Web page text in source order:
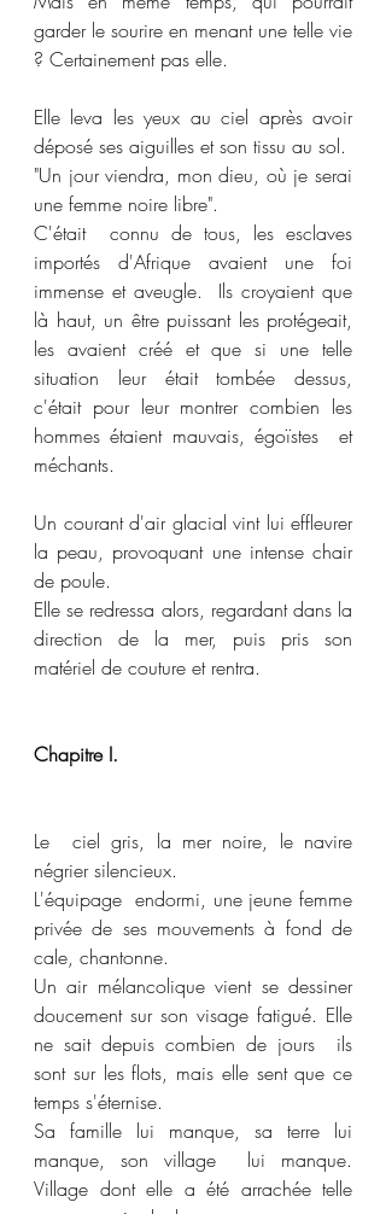
garder le sourire en menant une telle vie
? Certainement pas elle.
Elle leva les yeux au ciel après avoir
déposé ses aiguilles et son tissu au sol.
"Un jour viendra, mon dieu, où je serai
une femme noire libre".
C'était  connu de tous, les esclaves
importés d'Afrique avaient une foi
immense et aveugle.  Ils croyaient que
là haut, un être puissant les protégeait,
les avaient créé et que si une telle
situation leur était tombée dessus,
c'était pour leur montrer combien les
hommes étaient mauvais, égoïstes  et
méchants.
Un courant d'air glacial vint lui effleurer
la peau, provoquant une intense chair
de poule.
Elle se redressa alors, regardant dans la
direction de la mer, puis pris son
matériel de couture et rentra.
Chapitre I.
Le  ciel gris, la mer noire, le navire
négrier silencieux.
L'équipage  endormi, une jeune femme
privée de ses mouvements à fond de
cale, chantonne.
Un air mélancolique vient se dessiner
doucement sur son visage fatigué. Elle
ne sait depuis combien de jours  ils
sont sur les flots, mais elle sent que ce
temps s'éternise.
Sa famille lui manque, sa terre lui
manque, son village  lui manque.
Village dont elle a été arrachée telle